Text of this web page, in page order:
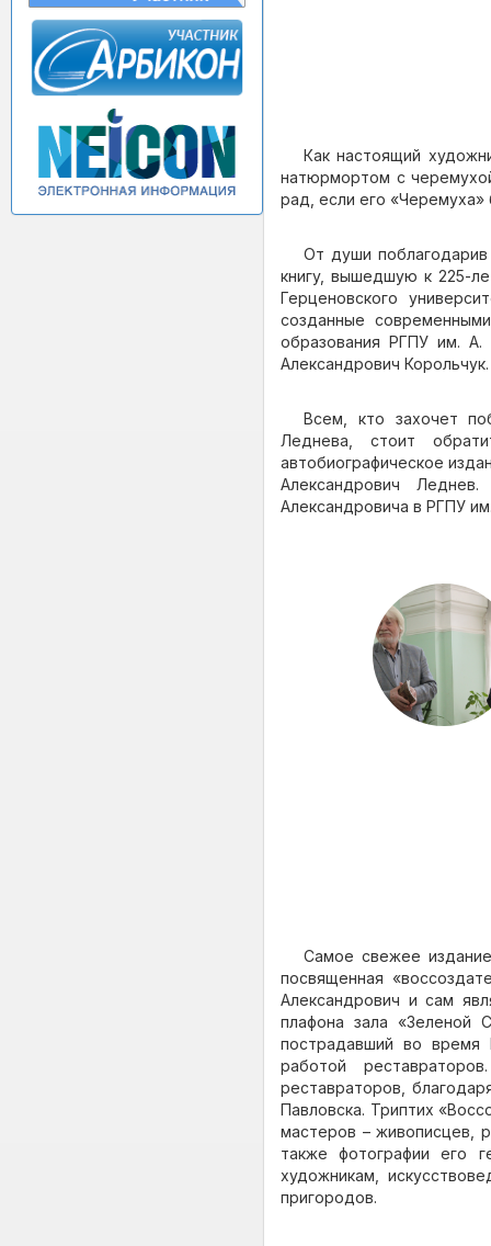
Как настоящий
натюрмортом с
рад, если его «Черемуха»
От души
книгу, вышедшую к 225-
Герценовского
созданные
образования РГПУ им. А.
Александрович Корольчук.
Всем, кто захочет
Леднева, стоит
автобиографическое
Александрович
Александровича в РГПУ
Самое свежее
посвященная
Александрович и сам
плафона зала «Зеленой
пострадавший во время
работой
реставраторов,
Павловска. Триптих
мастеров – живописцев,
также фотографии его
художникам,
пригородов.